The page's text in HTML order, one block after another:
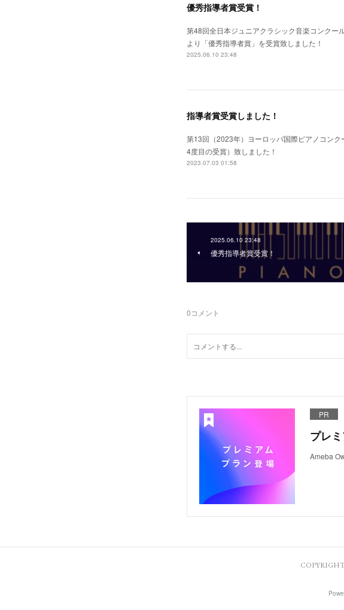
優秀指導者賞受賞！
第48回全日本ジュニアクラシック音楽コンクー
より「優秀指導者賞」を受賞致しました！
2025.06.10 23:48
指導者賞受賞しました！
第13回（2023年）ヨーロッパ国際ピアノコン
4度目の受賞）致しました！
2023.07.03 01:58
2025.06.10 23:48
優秀指導者賞受賞！
0コメント
PR
プレ
Ameba